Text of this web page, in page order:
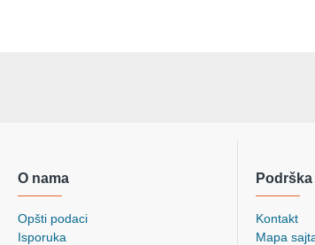
O nama
Opšti podaci
Isporuka
Podrška
Kontakt
Mapa